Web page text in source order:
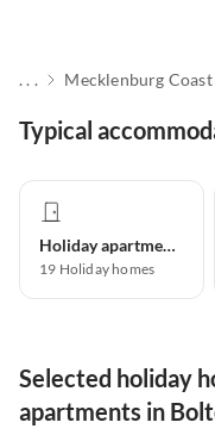
. . . Mecklenburg Coast
Typical
Holiday apartment
19 Holiday homes
Selected holiday
apartments in